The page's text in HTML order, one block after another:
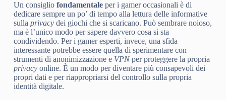
Un consiglio fondamentaleper i gamer occasionali è di
dedicare sempre un po’ di tempo alla lettura delle informative
sulla privacydei giochi che si scaricano. Può sembrare noioso,
ma è l’unico modo per sapere davvero cosa si sta
condividendo. Per i gamer esperti, invece, una sfida
interessante potrebbe essere quella di sperimentare con
strumenti di anonimizzazione e VPNper proteggere la propria
privacyonline. È un modo per diventare più consapevoli dei
propri dati e per riappropriarsi del controllo sulla propria
identità digitale.